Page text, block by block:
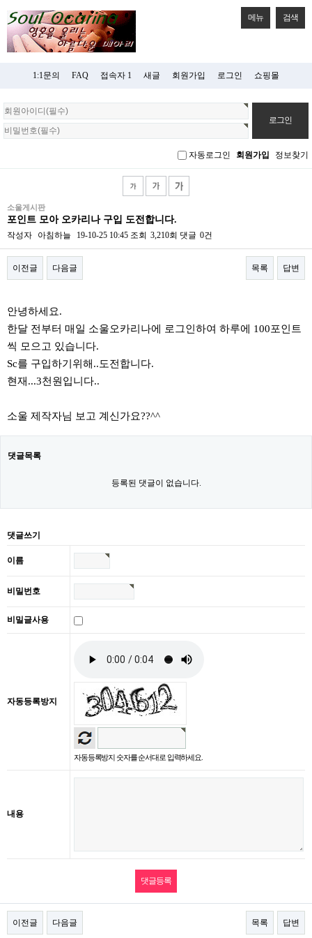
메뉴 검색
1:1문의 FAQ 접속자 1 새글 회원가입 로그인 쇼핑몰
회
원
로
자동로그인 회원가입 정보찾기
소울게시판
포인트 모아 오카리나 구입 도전합니다.
작성자 아침하늘 19-10-25 10:45 조회 3,210회 댓글 0건
이전글 다음글 목록 답변
안녕하세요.
한달 전부터 매일 소울오카리나에 로그인하여 하루에 100포인트
씩 모으고 있습니다.
Sc를 구입하기위해..도전합니다.
현재...3천원입니다..
소울 제작자님 보고 계신가요??^^
댓글목록
등록된 댓글이 없습니다.
댓글쓰기
이름
비밀번호
비밀글사용
자동등록방지
자동등록방지 숫자를 순서대로 입력하세요.
내용
이전글 다음글 목록 답변